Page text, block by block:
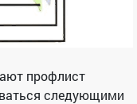
профлист
следующими